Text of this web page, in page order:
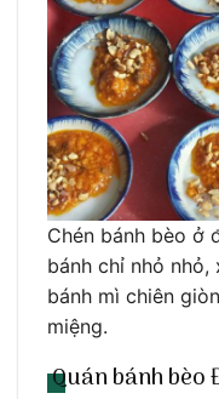
Chén bánh bèo ở
bánh chỉ nhỏ nhỏ,
bánh mì chiên
miệng.
Quán bánh bèo